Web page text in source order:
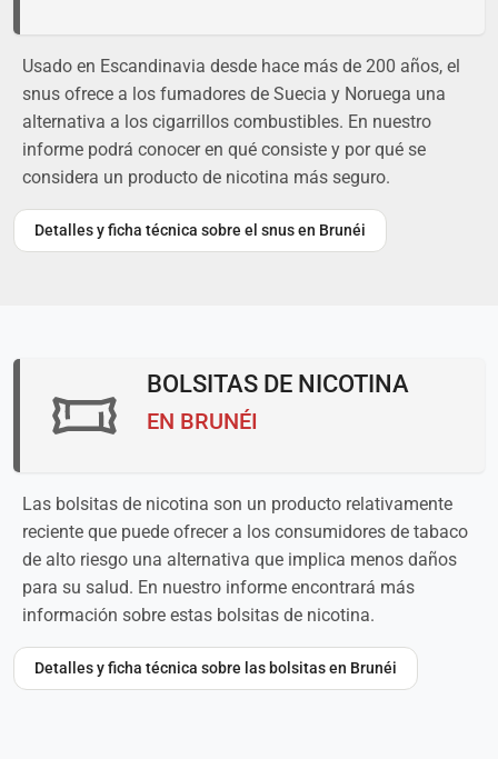
Usado en Escandinavia desde hace más de 200 años, el
snus ofrece a los fumadores de Suecia y Noruega una
alternativa a los cigarrillos combustibles. En nuestro
informe podrá conocer en qué consiste y por qué se
considera un producto de nicotina más seguro.
Detalles y ficha técnica sobre el snus en Brunéi
BOLSITAS DE NICOTINA
EN BRUNÉI
Las bolsitas de nicotina son un producto relativamente
reciente que puede ofrecer a los consumidores de tabaco
de alto riesgo una alternativa que implica menos daños
para su salud. En nuestro informe encontrará más
información sobre estas bolsitas de nicotina.
Detalles y ficha técnica sobre las bolsitas en Brunéi